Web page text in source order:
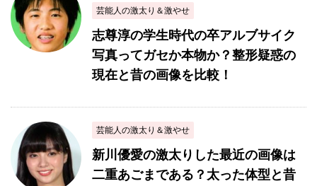
芸能人の激太り＆激やせ
志尊淳の学生時代の卒アルブサイク
写真ってガセか本物か？整形疑惑の
現在と昔の画像を比較！
芸能人の激太り＆激やせ
新川優愛の激太りした最近の画像は
二重あごまである？太った体型と昔